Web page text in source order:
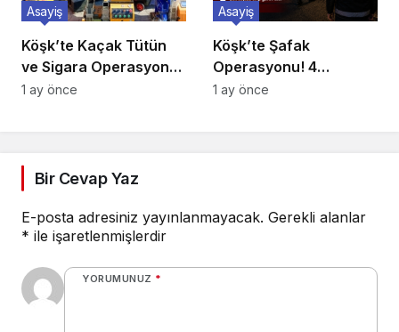
Köşk’te Kaçak Tütün
ve Sigara Operasyonu:
Binlerce Makaron ile
Asayiş
1 ay önce
Köşk’te Şafak
Operasyonu! 4
Mahallede 7 Adrese Eş
Asayiş
1 ay önce
Bir Cevap Yaz
E-posta adresiniz yayınlanmayacak. Gerekli alanlar
* ile işaretlenmişlerdir
YORUMUNUZ *